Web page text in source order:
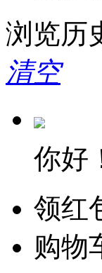
浏览历
清空
你好
领红
购物